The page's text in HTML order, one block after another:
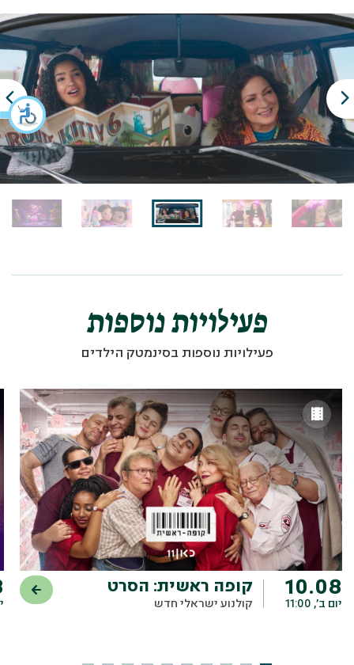
פעילויות נוספות
פעילויות נוספות בסינמטק הילדים
10.08
יום ב׳, 11:00
קופה ראשית: הסרט
קולנוע ישראלי חדש